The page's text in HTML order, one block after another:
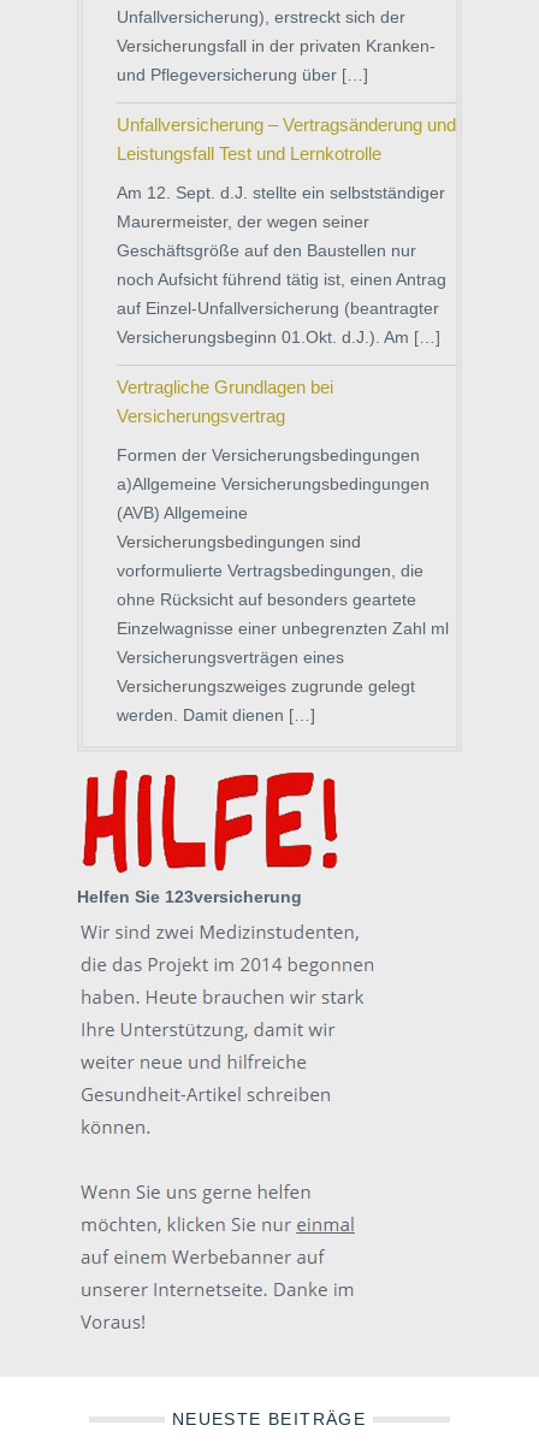
Unfallversicherung), erstreckt sich der
Versicherungsfall in der privaten Kranken-
und Pflegeversicherung über […]
Unfallversicherung – Vertragsänderung und
Leistungsfall Test und Lernkotrolle
Am 12. Sept. d.J. stellte ein selbstständiger
Maurermeister, der wegen seiner
Geschäftsgröße auf den Baustellen nur
noch Aufsicht führend tätig ist, einen Antrag
auf Einzel-Unfallversicherung (beantragter
Versicherungsbeginn 01.Okt. d.J.). Am […]
Vertragliche Grundlagen bei
Versicherungsvertrag
Formen der Versicherungsbedingungen
a)Allgemeine Versicherungsbedingungen
(AVB) Allgemeine
Versicherungsbedingungen sind
vorformulierte Vertragsbedingungen, die
ohne Rücksicht auf besonders geartete
Einzelwagnisse einer unbegrenzten Zahl ml
Versicherungsverträgen eines
Versicherungszweiges zugrunde gelegt
werden. Damit dienen […]
Helfen Sie 123versicherung
NEUESTE BEITRÄGE